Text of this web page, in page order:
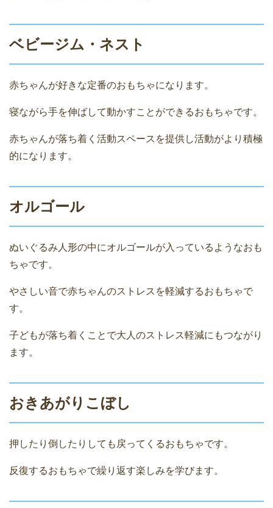
ベビージム・ネスト
赤ちゃんが好きな定番のおもちゃになります。
寝ながら手を伸ばして動かすことができるおもちゃです。
赤ちゃんが落ち着く活動スペースを提供し活動がより積極
的になります。
オルゴール
ぬいぐるみ人形の中にオルゴールが入っているようなおも
ちゃです。
やさしい音で赤ちゃんのストレスを軽減するおもちゃで
す。
子どもが落ち着くことで大人のストレス軽減にもつながり
ます。
おきあがりこぼし
押したり倒したりしても戻ってくるおもちゃです。
反復するおもちゃで繰り返す楽しみを学びます。